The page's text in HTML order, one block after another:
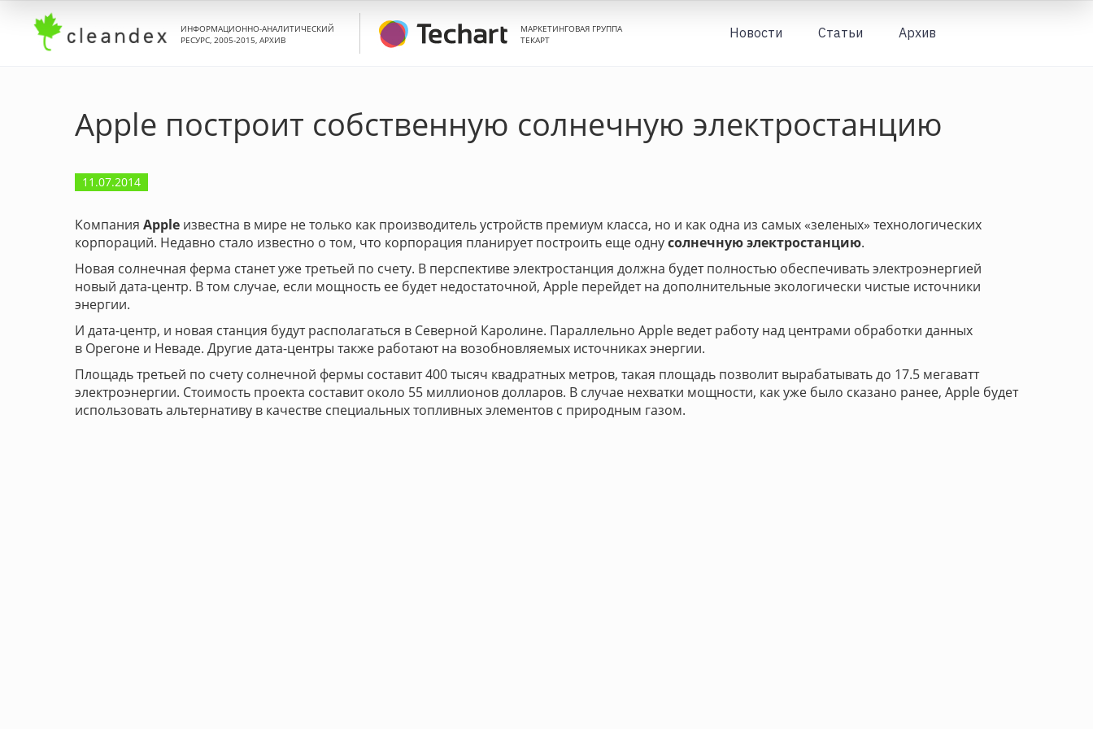
ИНФОРМАЦИОННО-АНАЛИТИЧЕСКИЙ
РЕСУРС, 2005-2015, АРХИВ
МАРКЕТИНГОВАЯ ГРУППА
ТЕКАРТ
Новости Статьи Архив
Apple построит собственную солнечную электростанцию
11.07.2014
Компания Apple известна в мире не только как производитель устройств премиум класса, но и как одна из самых «зеленых» технологических
корпораций. Недавно стало известно о том, что корпорация планирует построить еще однусолнечную электростанцию.
Новая солнечная ферма станет уже третьей по счету. В перспективе электростанция должна будет полностью обеспечивать электроэнергией
новый дата-центр. В том случае, если мощность ее будет недостаточной, Apple перейдет на дополнительные экологически чистые источники
энергии.
И дата-центр, и новая станция будут располагаться в Северной Каролине. Параллельно Apple ведет работу над центрами обработки данных
в Орегоне и Неваде. Другие дата-центры также работают на возобновляемых источниках энергии.
Площадь третьей по счету солнечной фермы составит 400 тысяч квадратных метров, такая площадь позволит вырабатывать до 17.5 мегаватт
электроэнергии. Стоимость проекта составит около 55 миллионов долларов. В случае нехватки мощности, как уже было сказано ранее, Apple будет
использовать альтернативу в качестве специальных топливных элементов с природным газом.